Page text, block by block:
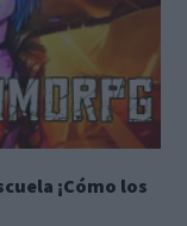
¡Cómo los